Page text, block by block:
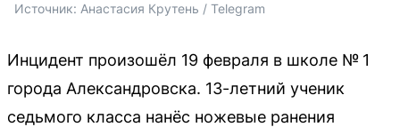
Источник: Анастасия Крутень / Telegram
Инцидент произошёл 19 февраля в школе № 1
города Александровска. 13-летний ученик
седьмого класса нанёс ножевые ранения